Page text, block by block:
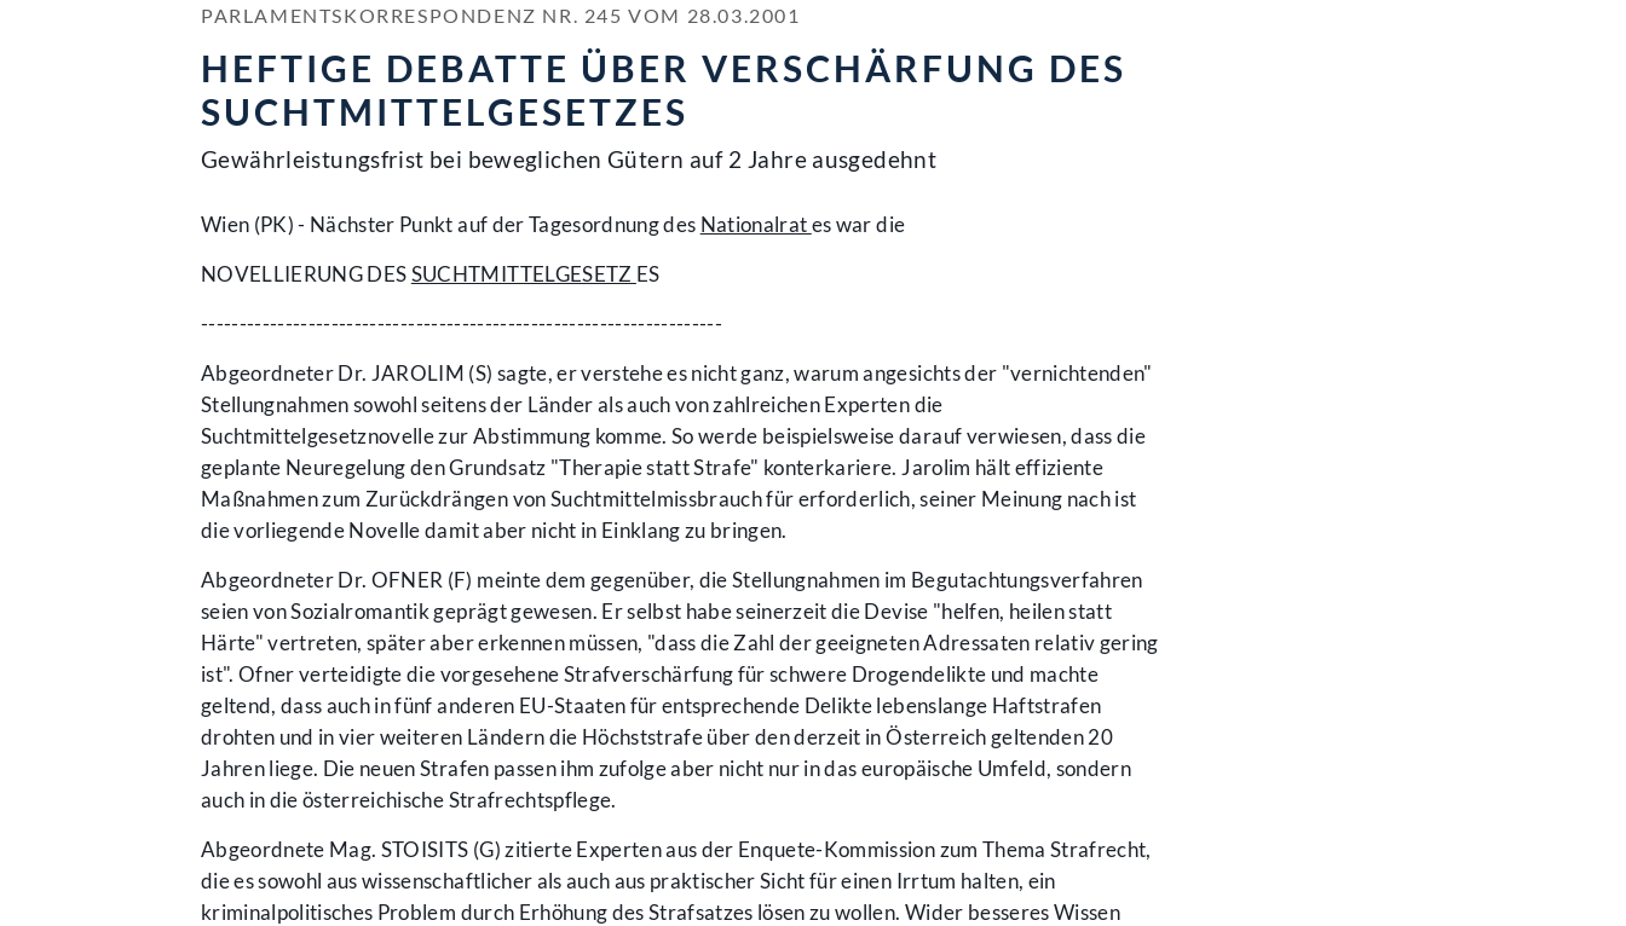
PARLAMENTSKORRESPONDENZ NR. 245 VOM 28.03.2001
HEFTIGE DEBATTE ÜBER VERSCHÄRFUNG DES
SUCHTMITTELGESETZES
Gewährleistungsfrist bei beweglichen Gütern auf 2 Jahre ausgedehnt
Wien (PK) - Nächster Punkt auf der Tagesordnung des Nationalrates war die
NOVELLIERUNG DESSUCHTMITTELGESETZ ES
--------------------------------------------------------------------
Abgeordneter Dr. JAROLIM (S) sagte, er verstehe es nicht ganz, warum angesichts der "vernichtenden"
Stellungnahmen sowohl seitens der Länder als auch von zahlreichen Experten die
Suchtmittelgesetznovelle zur Abstimmung komme. So werde beispielsweise darauf verwiesen, dass die
geplante Neuregelung den Grundsatz "Therapie statt Strafe" konterkariere. Jarolim hält effiziente
Maßnahmen zum Zurückdrängen von Suchtmittelmissbrauch für erforderlich, seiner Meinung nach ist
die vorliegende Novelle damit aber nicht in Einklang zu bringen.
Abgeordneter Dr. OFNER (F) meinte dem gegenüber, die Stellungnahmen im Begutachtungsverfahren
seien von Sozialromantik geprägt gewesen. Er selbst habe seinerzeit die Devise "helfen, heilen statt
Härte" vertreten, später aber erkennen müssen, "dass die Zahl der geeigneten Adressaten relativ gering
ist". Ofner verteidigte die vorgesehene Strafverschärfung für schwere Drogendelikte und machte
geltend, dass auch in fünf anderen EU-Staaten für entsprechende Delikte lebenslange Haftstrafen
drohten und in vier weiteren Ländern die Höchststrafe über den derzeit in Österreich geltenden 20
Jahren liege. Die neuen Strafen passen ihm zufolge aber nicht nur in das europäische Umfeld, sondern
auch in die österreichische Strafrechtspflege.
Abgeordnete Mag. STOISITS (G) zitierte Experten aus der Enquete-Kommission zum Thema Strafrecht,
die es sowohl aus wissenschaftlicher als auch aus praktischer Sicht für einen Irrtum halten, ein
kriminalpolitisches Problem durch Erhöhung des Strafsatzes lösen zu wollen. Wider besseres Wissen